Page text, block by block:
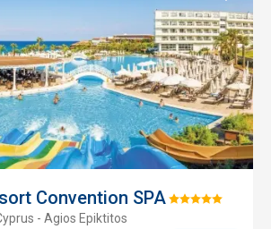
Convention SPAHodnotenie:
- Agios Epiktitos